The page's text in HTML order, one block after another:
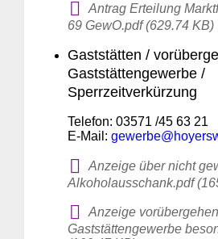
Antrag Erteilung
69 GewO.pdf (629.74 KB)
Gaststätten /
Gaststättengewerbe /
Sperrzeitverkürzung
Telefon: 03571 /45 63 21
E-Mail:
Anzeige über nicht
Alkoholausschank.pdf
Anzeige
Gaststättengewerbe